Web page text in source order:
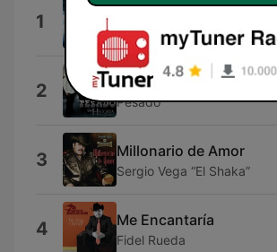
1 Soy Todo Tuyo
Los Tucanes de Tijuana
2 El Mil Amores
Pesado
3 Millonario de Amor
Sergio Vega “El Shaka”
4 Me Encantaría
Fidel Rueda